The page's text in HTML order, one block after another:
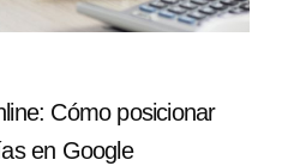
Cómo posicionar
en Google